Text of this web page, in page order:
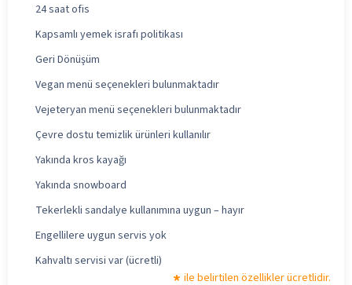
24 saat ofis
Kapsamlı yemek israfı politikası
Geri Dönüşüm
Vegan menü seçenekleri bulunmaktadır
Vejeteryan menü seçenekleri bulunmaktadır
Çevre dostu temizlik ürünleri kullanılır
Yakında kros kayağı
Yakında snowboard
Tekerlekli sandalye kullanımına uygun – hayır
Engellilere uygun servis yok
Kahvaltı servisi var (ücretli)
ile belirtilen özellikler ücretlidir.